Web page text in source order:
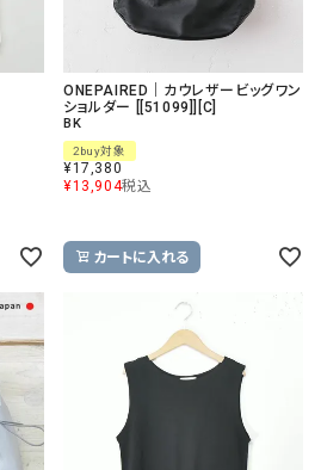
ONEPAIRED｜カウレザービッグワン
ショルダー [[51099]][C]
BK
2buy対象
¥17,380
¥13,904税込
カートに入れる